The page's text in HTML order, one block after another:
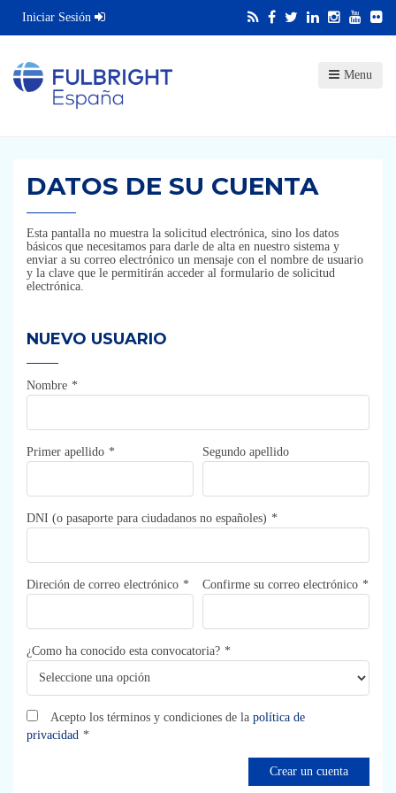
Iniciar Sesión
Menu
DATOS DE SU CUENTA
Esta pantalla no muestra la solicitud electrónica, sino los datos
básicos que necesitamos para darle de alta en nuestro sistema y
enviar a su correo electrónico un mensaje con el nombre de usuario
y la clave que le permitirán acceder al formulario de solicitud
electrónica.
NUEVO USUARIO
Nombre
Primer apellido Segundo apellido
DNI (o pasaporte para ciudadanos no españoles)
Direción de correo electrónico Confirme su correo electrónico
¿Como ha conocido esta convocatoria?
Acepto los términos y condiciones de la política de
privacidad